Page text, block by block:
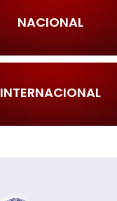
NACIONAL
INTERNACIONAL